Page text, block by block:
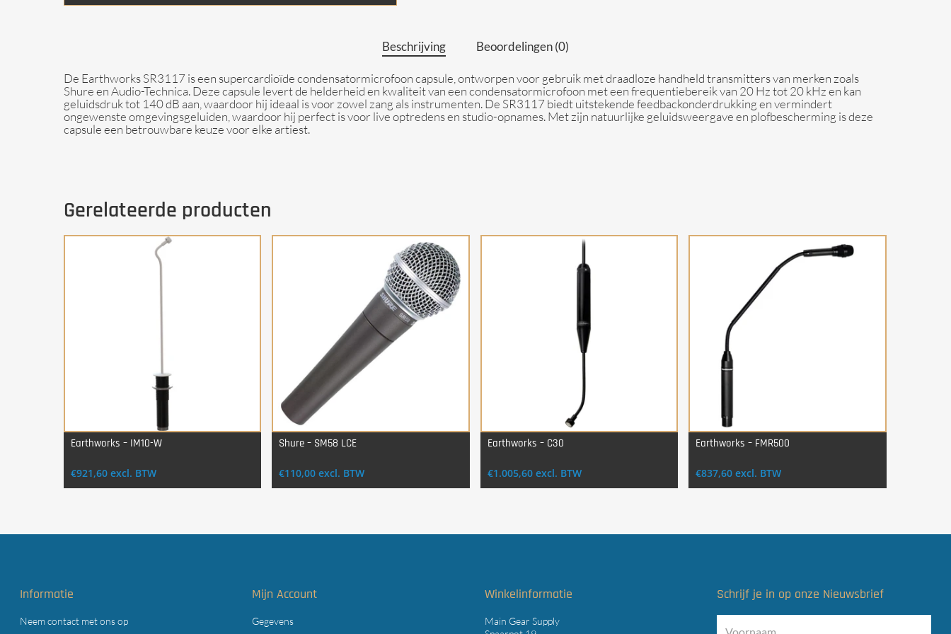
Beschrijving Beoordelingen (0)
De Earthworks SR3117 is een supercardioïde condensatormicrofoon capsule, ontworpen voor gebruik met draadloze handheld transmitters van merken zoals
Shure en Audio-Technica. Deze capsule levert de helderheid en kwaliteit van een condensatormicrofoon met een frequentiebereik van 20 Hz tot 20 kHz en kan
geluidsdruk tot 140 dB aan, waardoor hij ideaal is voor zowel zang als instrumenten. De SR3117 biedt uitstekende feedbackonderdrukking en vermindert
ongewenste omgevingsgeluiden, waardoor hij perfect is voor live optredens en studio-opnames. Met zijn natuurlijke geluidsweergave en plofbescherming is deze
capsule een betrouwbare keuze voor elke artiest.
Gerelateerde producten
Earthworks – IM10-W
€921,60 excl. BTW
Shure – SM58 LCE
€110,00 excl. BTW
Earthworks – C30
€1.005,60 excl. BTW
Earthworks – FMR500
€837,60 excl. BTW
Informatie
Neem contact met ons op
Mijn Account
Gegevens
Winkelinformatie
Main Gear Supply
Schrijf je in op onze Nieuwsbrief